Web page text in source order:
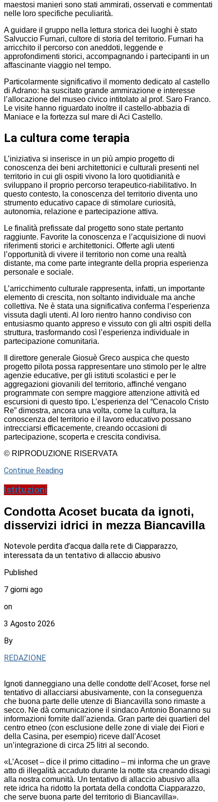
maestosi manieri sono stati ammirati, osservati e commentati
nelle loro specifiche peculiarità.
A guidare il gruppo nella lettura storica dei luoghi è stato
Salvuccio Furnari, cultore di storia del territorio. Furnari ha
arricchito il percorso con aneddoti, leggende e
approfondimenti storici, accompagnando i partecipanti in un
affascinante viaggio nel tempo.
Particolarmente significativo il momento dedicato al castello
di Adrano: ha suscitato grande ammirazione e interesse
l’allocazione del museo civico intitolato al prof. Saro Franco.
Le visite hanno riguardato inoltre il castello-abbazia di
Maniace e la fortezza sul mare di Aci Castello.
La cultura come terapia
L’iniziativa si inserisce in un più ampio progetto di
conoscenza dei beni architettonici e culturali presenti nel
territorio in cui gli ospiti vivono la loro quotidianità e
sviluppano il proprio percorso terapeutico-riabilitativo. In
questo contesto, la conoscenza del territorio diventa uno
strumento educativo capace di stimolare curiosità,
autonomia, relazione e partecipazione attiva.
Le finalità prefissate dal progetto sono state pertanto
raggiunte. Favorite la conoscenza e l’acquisizione di nuovi
riferimenti storici e architettonici. Offerte agli utenti
l’opportunità di vivere il territorio non come una realtà
distante, ma come parte integrante della propria esperienza
personale e sociale.
L’arricchimento culturale rappresenta, infatti, un importante
elemento di crescita, non soltanto individuale ma anche
collettiva. Ne è stata una significativa conferma l’esperienza
vissuta dagli utenti. Al loro rientro hanno condiviso con
entusiasmo quanto appreso e vissuto con gli altri ospiti della
struttura, trasformando così l’esperienza individuale in
partecipazione comunitaria.
Il direttore generale Giosuè Greco auspica che questo
progetto pilota possa rappresentare uno stimolo per le altre
agenzie educative, per gli istituti scolastici e per le
aggregazioni giovanili del territorio, affinché vengano
programmate con sempre maggiore attenzione attività ed
escursioni di questo tipo. L’esperienza del “Cenacolo Cristo
Re” dimostra, ancora una volta, come la cultura, la
conoscenza del territorio e il lavoro educativo possano
intrecciarsi efficacemente, creando occasioni di
partecipazione, scoperta e crescita condivisa.
© RIPRODUZIONE RISERVATA
Continue Reading
Istituzioni
Condotta Acoset bucata da ignoti,
disservizi idrici in mezza Biancavilla
Notevole perdita d’acqua dalla rete di Ciapparazzo,
interessata da un tentativo di allaccio abusivo
Published
7 giorni ago
on
3 Agosto 2026
By
REDAZIONE
Ignoti danneggiano una delle condotte dell’Acoset, forse nel
tentativo di allacciarsi abusivamente, con la conseguenza
che buona parte delle utenze di Biancavilla sono rimaste a
secco. Ne dà comunicazione il sindaco Antonio Bonanno su
informazioni fornite dall’azienda. Gran parte dei quartieri del
centro etneo (con esclusione delle zone di viale dei Fiori e
della Casina, per esempio) riceve dall’Acoset
un’integrazione di circa 25 litri al secondo.
«L’Acoset – dice il primo cittadino – mi informa che un grave
atto di illegalità accaduto durante la notte sta creando disagi
alla nostra comunità. Un tentativo di allaccio abusivo alla
rete idrica ha ridotto la portata della condotta Ciapparazzo,
che serve buona parte del territorio di Biancavilla».